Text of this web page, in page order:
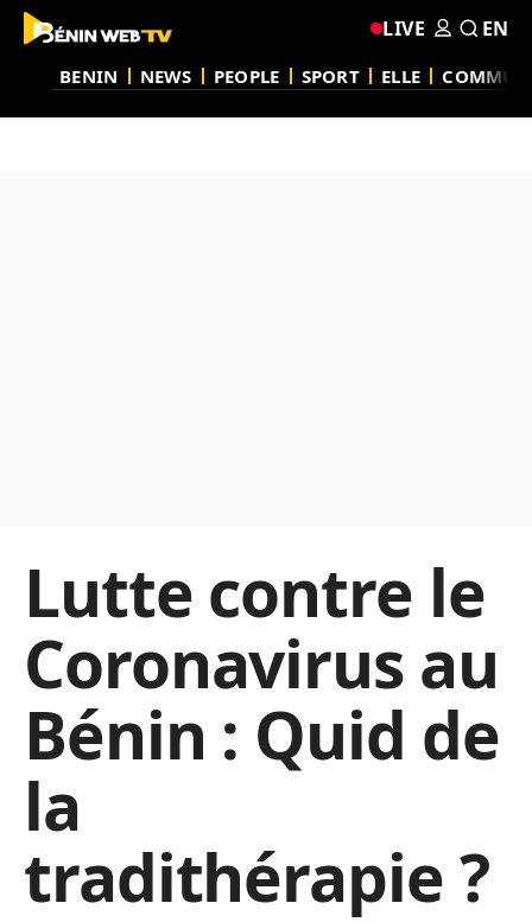
BENIN NEWS PEOPLE SPORT ELLE
LIVE EN
Lutte contre le
Coronavirus au
Bénin : Quid de
la
tradithérapie ?